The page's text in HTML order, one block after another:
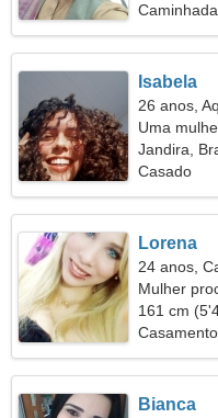
Isabela
26 anos,
Uma
Jandira,
Casado
Lorena
24 anos,
Mulher
161 cm
Casamento
Bianca